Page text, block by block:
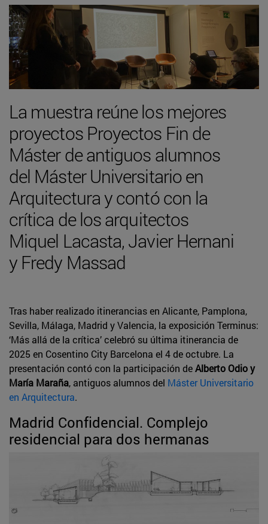
La muestra reúne los mejores
proyectos Proyectos Fin de
Máster de antiguos alumnos
del Máster Universitario en
Arquitectura y contó con la
crítica de los arquitectos
Miquel Lacasta, Javier Hernani
y Fredy Massad
Tras haber realizado itinerancias en Alicante, Pamplona,
Sevilla, Málaga, Madrid y Valencia, la exposición Terminus:
‘Más allá de la crítica’ celebró su última itinerancia de
2025 en Cosentino City Barcelona el 4 de octubre. La
presentación contó con la participación deAlberto Odio y
María Maraña, antiguos alumnos del Máster Universitario
en Arquitectura.
Madrid Confidencial. Complejo
residencial para dos hermanas